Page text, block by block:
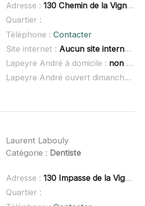
Adresse : 130 Chemin de la Vignasse, 46230 Lalbenque
Quartier :
Téléphone : Contacter
Site internet : Aucun site internet connu
Lapeyre André à domicile : non renseigné
Lapeyre André ouvert dimanche :
Laurent Labouly
Catégorie : Dentiste
Adresse : 130 Impasse de la Vignasse, 46230 Lalbenque
Quartier :